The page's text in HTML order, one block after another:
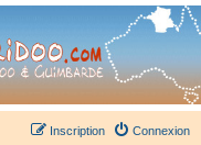
la communauté.
Connexion
Inscription